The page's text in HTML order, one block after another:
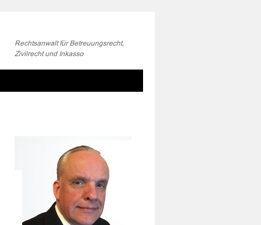
Rechtsanwalt für Betreuungsrecht,
Zivilrecht und Inkasso